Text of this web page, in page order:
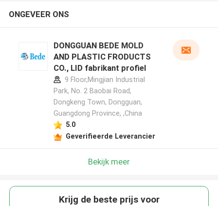
ONGEVEER ONS
DONGGUAN BEDE MOLD
AND PLASTIC FRODUCTS
CO., LID fabrikant profiel
9 Floor,Mingjian Industrial
Park, No. 2 Baobai Road,
Dongkeng Town, Dongguan,
Guangdong Province, ,China
5.0
Geverifieerde Leverancier
Bekijk meer
Krijg de beste prijs voor